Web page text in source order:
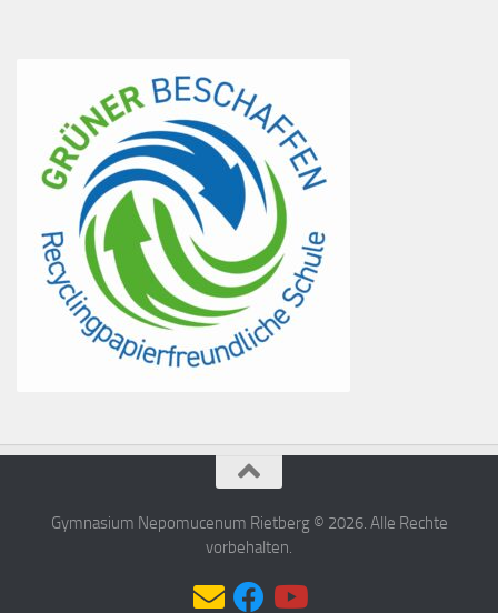
Gymnasium Nepomucenum Rietberg © 2026. Alle Rechte
vorbehalten.